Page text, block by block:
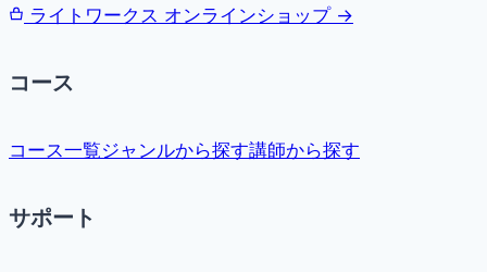
ライトワークス オンラインショップ →
コース
コース一覧ジャンルから探す講師から探す
サポート